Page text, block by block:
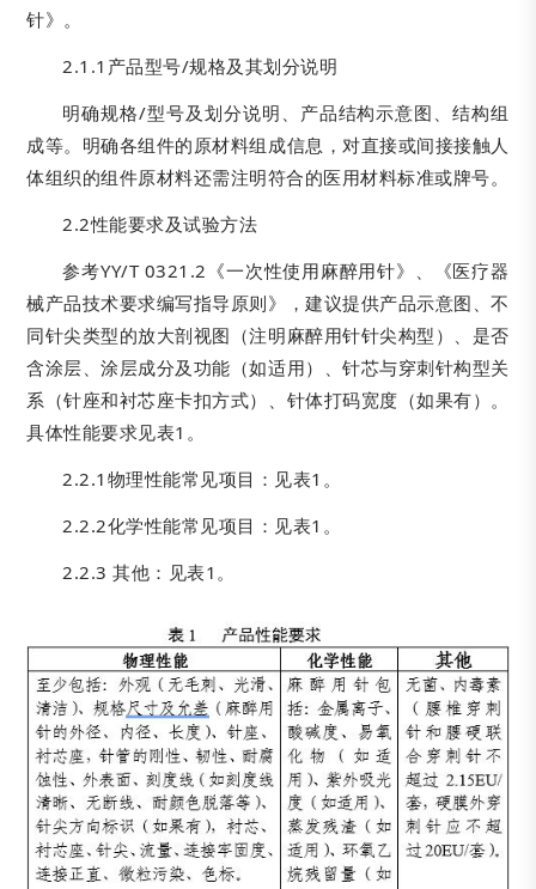
针》。
2.1.1产品型号/规格及其划分说明
明确规格/型号及划分说明、产品结构示意图、结构组
成等。明确各组件的原材料组成信息，对直接或间接接触人
体组织的组件原材料还需注明符合的医用材料标准或牌号。
2.2性能要求及试验方法
参考YY/T 0321.2《一次性使用麻醉用针》、《医疗器
械产品技术要求编写指导原则》，建议提供产品示意图、不
同针尖类型的放大剖视图（注明麻醉用针针尖构型）、是否
含涂层、涂层成分及功能（如适用）、针芯与穿刺针构型关
系（针座和衬芯座卡扣方式）、针体打码宽度（如果有）。
具体性能要求见表1。
2.2.1物理性能常见项目：见表1。
2.2.2化学性能常见项目：见表1。
2.2.3 其他：见表1。